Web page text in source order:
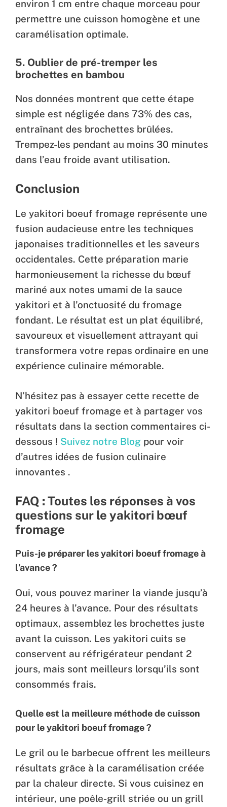
environ 1 cm entre chaque morceau pour
permettre une cuisson homogène et une
caramélisation optimale.
5. Oublier de pré-tremper les
brochettes en bambou
Nos données montrent que cette étape
simple est négligée dans 73% des cas,
entraînant des brochettes brûlées.
Trempez-les pendant au moins 30 minutes
dans l’eau froide avant utilisation.
Conclusion
Le yakitori boeuf fromage représente une
fusion audacieuse entre les techniques
japonaises traditionnelles et les saveurs
occidentales. Cette préparation marie
harmonieusement la richesse du bœuf
mariné aux notes umami de la sauce
yakitori et à l’onctuosité du fromage
fondant. Le résultat est un plat équilibré,
savoureux et visuellement attrayant qui
transformera votre repas ordinaire en une
expérience culinaire mémorable.
N’hésitez pas à essayer cette recette de
yakitori boeuf fromage et à partager vos
résultats dans la section commentaires ci-
dessous ! Suivez notre Blog pour voir
d’autres idées de fusion culinaire
innovantes .
FAQ : Toutes les réponses à vos
questions sur le yakitori bœuf
fromage
Puis-je préparer les yakitori boeuf fromage à
l’avance ?
Oui, vous pouvez mariner la viande jusqu’à
24 heures à l’avance. Pour des résultats
optimaux, assemblez les brochettes juste
avant la cuisson. Les yakitori cuits se
conservent au réfrigérateur pendant 2
jours, mais sont meilleurs lorsqu’ils sont
consommés frais.
Quelle est la meilleure méthode de cuisson
pour le yakitori boeuf fromage ?
Le gril ou le barbecue offrent les meilleurs
résultats grâce à la caramélisation créée
par la chaleur directe. Si vous cuisinez en
intérieur, une poêle-grill striée ou un grill